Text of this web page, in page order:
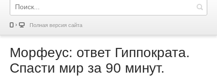
Полная версия сайта
Морфеус: ответ Гиппократа.
Спасти мир за 90 минут.